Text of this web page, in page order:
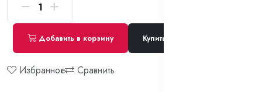
Добавить в корзину Купить сейчас
Избранное Сравнить